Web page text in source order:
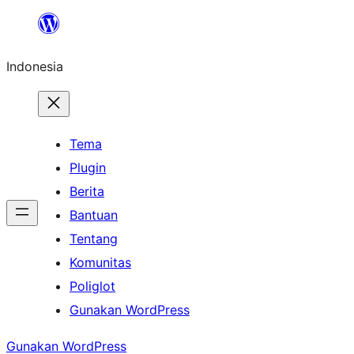
Lewati
konten
Indonesia
Tema
Plugin
Berita
Bantuan
Tentang
Komunitas
Poliglot
Gunakan WordPress
Gunakan WordPress